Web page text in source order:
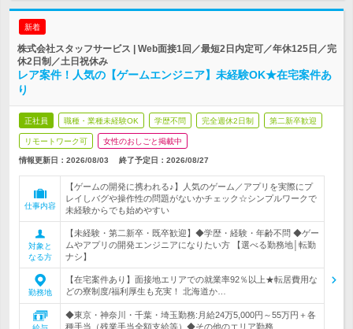
新着
株式会社スタッフサービス | Web面接1回／最短2日内定可／年休125日／完
休2日制／土日祝休み
レア案件！人気の【ゲームエンジニア】未経験OK★在宅案件あ
り
正社員 職種・業種未経験OK 学歴不問 完全週休2日制 第二新卒歓迎
リモートワーク可 女性のおしごと掲載中
情報更新日：2026/08/03 終了予定日： 2026/08/27
仕事内容
【ゲームの開発に携われる♪】人気のゲーム／アプリを実際にプ
レイしバグや操作性の問題がないかチェック☆シンプルワークで
未経験からでも始めやすい
対象と
なる方
【未経験・第二新卒・既卒歓迎】◆学歴・経験・年齢不問 ◆ゲー
ムやアプリの開発エンジニアになりたい方 【選べる勤務地│転勤
ナシ】
勤務地
【在宅案件あり】面接地エリアでの就業率92％以上★転居費用な
どの寮制度/福利厚生も充実！ 北海道か…
◆東京・神奈川・千葉・埼玉勤務:月給24万5,000円～55万円＋各
種手当（残業手当全額支給等）◆その他のエリア勤務…